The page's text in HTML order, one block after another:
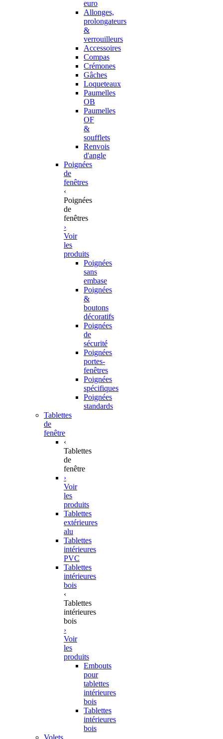
euro
Allonges,
prolongateurs
&
verrouilleurs
Accessoires
Compas
Crémones
Gâches
Loqueteaux
Paumelles
OB
Paumelles
OF
&
soufflets
Renvois
d'angle
Poignées
de
fenêtres
‹
Poignées
de
fenêtres
›
Voir
les
produits
Poignées
sans
embase
Poignées
&
boutons
décoratifs
Poignées
de
sécurité
Poignées
portes-
fenêtres
Poignées
spécifiques
Poignées
standards
Tablettes
de
fenêtre
‹
Tablettes
de
fenêtre
›
Voir
les
produits
Tablettes
extérieures
alu
Tablettes
intérieures
PVC
Tablettes
intérieures
bois
‹
Tablettes
intérieures
bois
›
Voir
les
produits
Embouts
pour
tablettes
intérieures
bois
Tablettes
intérieures
bois
Volets